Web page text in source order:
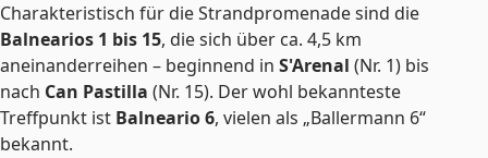
Charakteristisch für die Strandpromenade sind die
Balnearios 1 bis 15, die sich über ca. 4,5 km
aneinanderreihen – beginnend in S'Arenal (Nr. 1) bis
nach Can Pastilla (Nr. 15). Der wohl bekannteste
Treffpunkt ist Balneario 6, vielen als „Ballermann 6“
bekannt.